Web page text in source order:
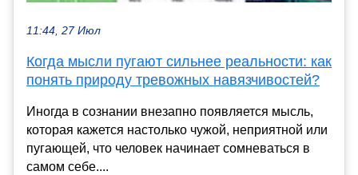
11:44, 27 Июл
Когда мысли пугают сильнее реальности: как
понять природу тревожных навязчивостей?
Иногда в сознании внезапно появляется мысль,
которая кажется настолько чужой, неприятной или
пугающей, что человек начинает сомневаться в
самом себе....